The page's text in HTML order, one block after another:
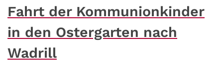
Fahrt der Kommunionkinder
in den Ostergarten nach
Wadrill